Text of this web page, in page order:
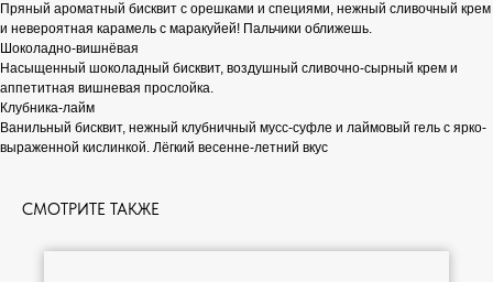
Пряный ароматный бисквит с орешками и специями, нежный сливочный крем
и невероятная карамель с маракуйей! Пальчики оближешь.
Шоколадно-вишнёвая
Насыщенный шоколадный бисквит, воздушный сливочно-сырный крем и
аппетитная вишневая прослойка.
Клубника-лайм
Ванильный бисквит, нежный клубничный мусс-суфле и лаймовый гель с ярко-
выраженной кислинкой. Лёгкий весенне-летний вкус
СМОТРИТЕ ТАКЖЕ